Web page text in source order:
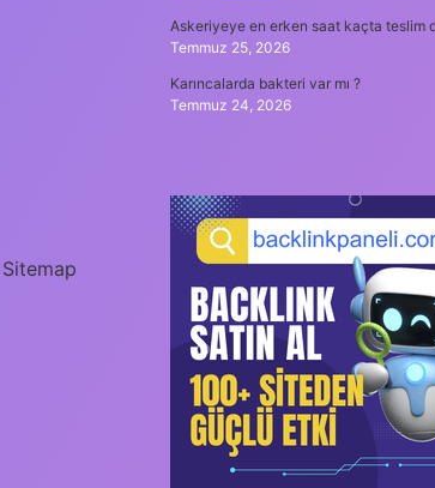
Sitemap
Askeriyeye en erken saat kaçta teslim
Temmuz 25, 2026
Karıncalarda bakteri var mı ?
Temmuz 24, 2026